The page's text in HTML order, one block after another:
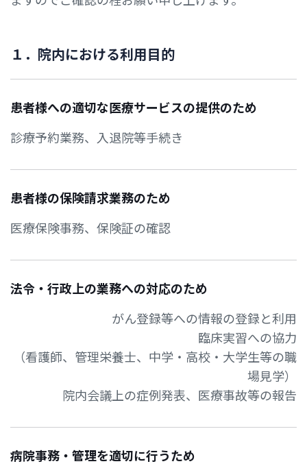
１ ． 院内における利用目的
患者様への適切な医療サービスの提供のため
診療予約業務、入退院等手続き
患者様の保険請求業務のため
医療保険事務、保険証の確認
法令・行政上の業務への対応のため
がん登録等への情報の登録と利用
臨床実習への協力
（看護師、管理栄養士、中学・高校・大学生等の職
場見学）
院内会議上の症例発表、医療事故等の報告
病院事務・管理を適切に行うため